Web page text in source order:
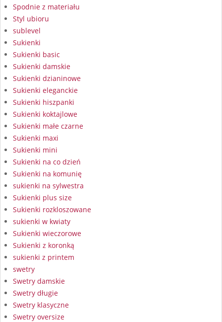
Spodnie z materiału
Styl ubioru
sublevel
Sukienki
Sukienki basic
Sukienki damskie
Sukienki dzianinowe
Sukienki eleganckie
Sukienki hiszpanki
Sukienki koktajlowe
Sukienki małe czarne
Sukienki maxi
Sukienki mini
Sukienki na co dzień
Sukienki na komunię
sukienki na sylwestra
Sukienki plus size
Sukienki rozkloszowane
sukienki w kwiaty
Sukienki wieczorowe
Sukienki z koronką
sukienki z printem
swetry
Swetry damskie
Swetry długie
Swetry klasyczne
Swetry oversize